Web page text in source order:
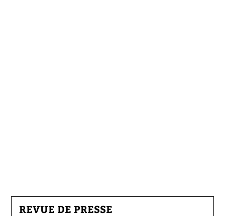
REVUE DE PRESSE